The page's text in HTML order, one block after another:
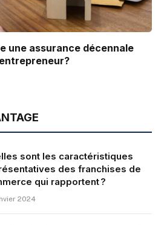
une assurance décennale
sont les caractéristiques
des franchises de
qui rapportent ?
2024